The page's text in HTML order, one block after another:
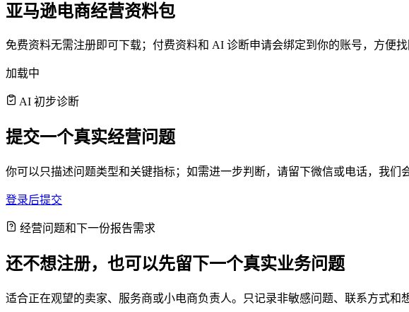
亚马逊电商经营资料包
免费资料无需注册即可下载；付费资料和 AI 诊断申请会绑定到你的账号，方便
加载中
AI 初步诊断
提交一个真实经营问题
你可以只描述问题类型和关键指标；如需进一步判断，请留下微信或电话，我们
登录后提交
经营问题和下一份报告需求
还不想注册，也可以先留下一个真实业务问题
适合正在观望的卖家、服务商或小电商负责人。只记录非敏感问题、联系方式